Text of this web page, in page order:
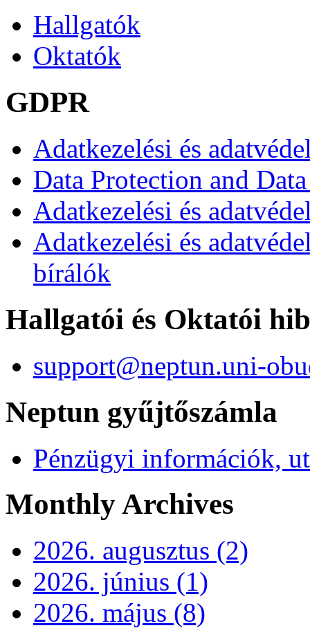
Hallgatók
Oktatók
GDPR
Adatkezelési és
Data Protection and
Adatkezelési és
Adatkezelési és
bírálók
Hallgatói és Oktatói
support@neptun.uni-
Neptun gyűjtőszámla
Pénzügyi információk,
Monthly Archives
2026. augusztus (2)
2026. június (1)
2026. május (8)